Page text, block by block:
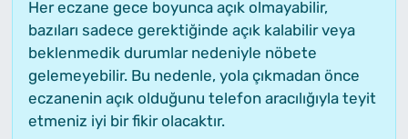
Her eczane gece boyunca açık olmayabilir,
bazıları sadece gerektiğinde açık kalabilir veya
beklenmedik durumlar nedeniyle nöbete
gelemeyebilir. Bu nedenle, yola çıkmadan önce
eczanenin açık olduğunu telefon aracılığıyla teyit
etmeniz iyi bir fikir olacaktır.